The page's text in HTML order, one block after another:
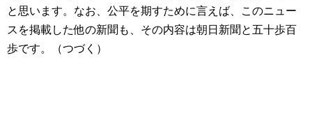
と思います。なお、公平を期すために言えば、このニュー
スを掲載した他の新聞も、その内容は朝日新聞と五十歩百
歩です。（つづく）